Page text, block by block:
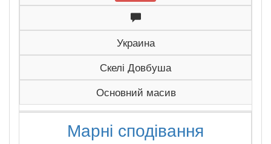
Украина
Скелі Довбуша
Основний масив
Марні сподівання